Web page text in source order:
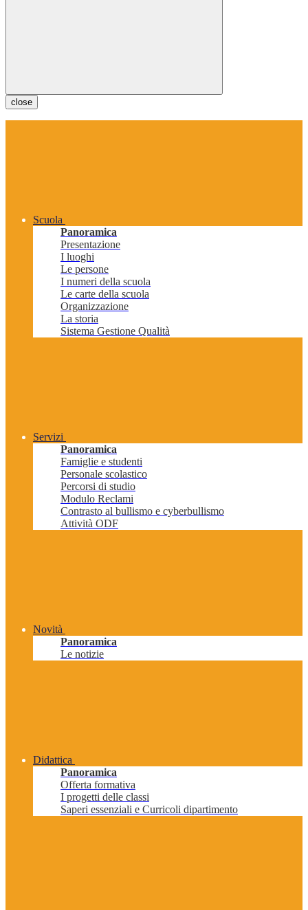
close
Scuola
Panoramica
Presentazione
I luoghi
Le persone
I numeri della scuola
Le carte della scuola
Organizzazione
La storia
Sistema Gestione Qualità
Servizi
Panoramica
Famiglie e studenti
Personale scolastico
Percorsi di studio
Modulo Reclami
Contrasto al bullismo e cyberbullismo
Attività ODF
Novità
Panoramica
Le notizie
Didattica
Panoramica
Offerta formativa
I progetti delle classi
Saperi essenziali e Curricoli dipartimento